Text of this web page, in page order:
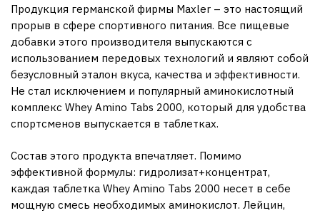
Продукция германской фирмы Maxler – это настоящий
прорыв в сфере спортивного питания. Все пищевые
добавки этого производителя выпускаются с
использованием передовых технологий и являют собой
безусловный эталон вкуса, качества и эффективности.
Не стал исключением и популярный аминокислотный
комплекс Whey Amino Tabs 2000, который для удобства
спортсменов выпускается в таблетках.
Состав этого продукта впечатляет. Помимо
эффективной формулы: гидролизат+концентрат,
каждая таблетка Whey Amino Tabs 2000 несет в себе
мощную смесь необходимых аминокислот. Лейцин,